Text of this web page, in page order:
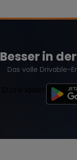
Corvette
Besser in
Das volle Drivable-